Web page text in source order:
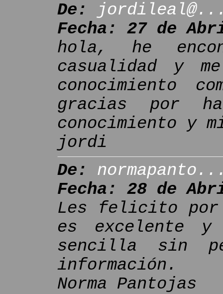
De:
Fecha: 27 de
hola, he
casualidad y
conocimiento
gracias por
conocimiento y
jordi
De:
Fecha: 28 de
Les felicito por
es excelente y
sencilla sin
información.
Norma Pantojas